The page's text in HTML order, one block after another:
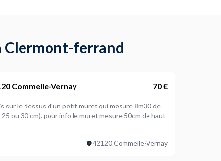
Clermont-ferrand
Commelle-Vernay 70 €
ou 30 cm). pour info le muret mesure 50cm de haut
42120 Commelle-Vernay